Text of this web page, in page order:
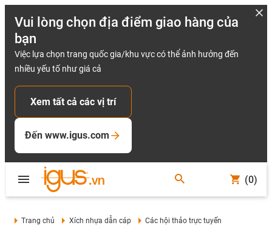
Vui lòng chọn địa điểm giao hàng của
bạn
Việc lựa chọn trang quốc gia/khu vực có thể ảnh hưởng đến
nhiều yếu tố như giá cả
Xem tất cả các vị trí
Đến www.igus.com
(0)
Trang chủ Xích nhựa dẫn cáp Các hội thảo trực tuyến